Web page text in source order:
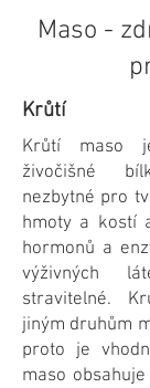
Maso -
Krůtí
Krůtí maso
živočišné
nezbytné pro
hmoty a kostí
hormonů a
výživných
stravitelné.
jiným druhům
proto je
maso